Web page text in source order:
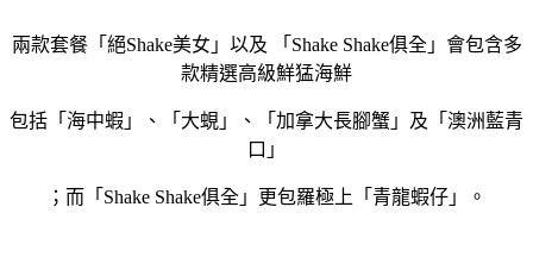
兩款套餐「絕Shake美女」以及 「Shake Shake俱全」會包含多
款精選高級鮮猛海鮮
包括「海中蝦」、「大蜆」、「加拿大長腳蟹」及「澳洲藍青
口」
；而「Shake Shake俱全」更包羅極上「青龍蝦仔」。